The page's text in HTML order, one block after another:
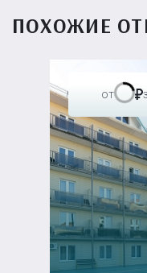
ПОХОЖИЕ
от